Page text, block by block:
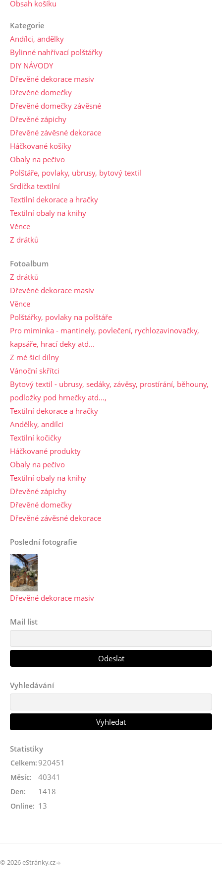
Obsah košíku
Kategorie
Andílci, andělky
Bylinné nahřívací polštářky
DIY NÁVODY
Dřevěné dekorace masiv
Dřevěné domečky
Dřevěné domečky závěsné
Dřevěné zápichy
Dřevěné závěsné dekorace
Háčkované košíky
Obaly na pečivo
Polštáře, povlaky, ubrusy, bytový textil
Srdíčka textilní
Textilní dekorace a hračky
Textilní obaly na knihy
Věnce
Z drátků
Fotoalbum
Z drátků
Dřevěné dekorace masiv
Věnce
Polštářky, povlaky na polštáře
Pro miminka - mantinely, povlečení, rychlozavinovačky,
kapsáře, hrací deky atd...
Z mé šicí dílny
Vánoční skřítci
Bytový textil - ubrusy, sedáky, závěsy, prostírání, běhouny,
podložky pod hrnečky atd...,
Textilní dekorace a hračky
Andělky, andílci
Textilní kočičky
Háčkované produkty
Obaly na pečivo
Textilní obaly na knihy
Dřevěné zápichy
Dřevěné domečky
Dřevěné závěsné dekorace
Poslední fotografie
Dřevěné dekorace masiv
Mail list
Vyhledávání
Statistiky
Online: 13
Celkem: 920451
Měsíc: 40341
Den: 1418
© 2026 eStránky.cz